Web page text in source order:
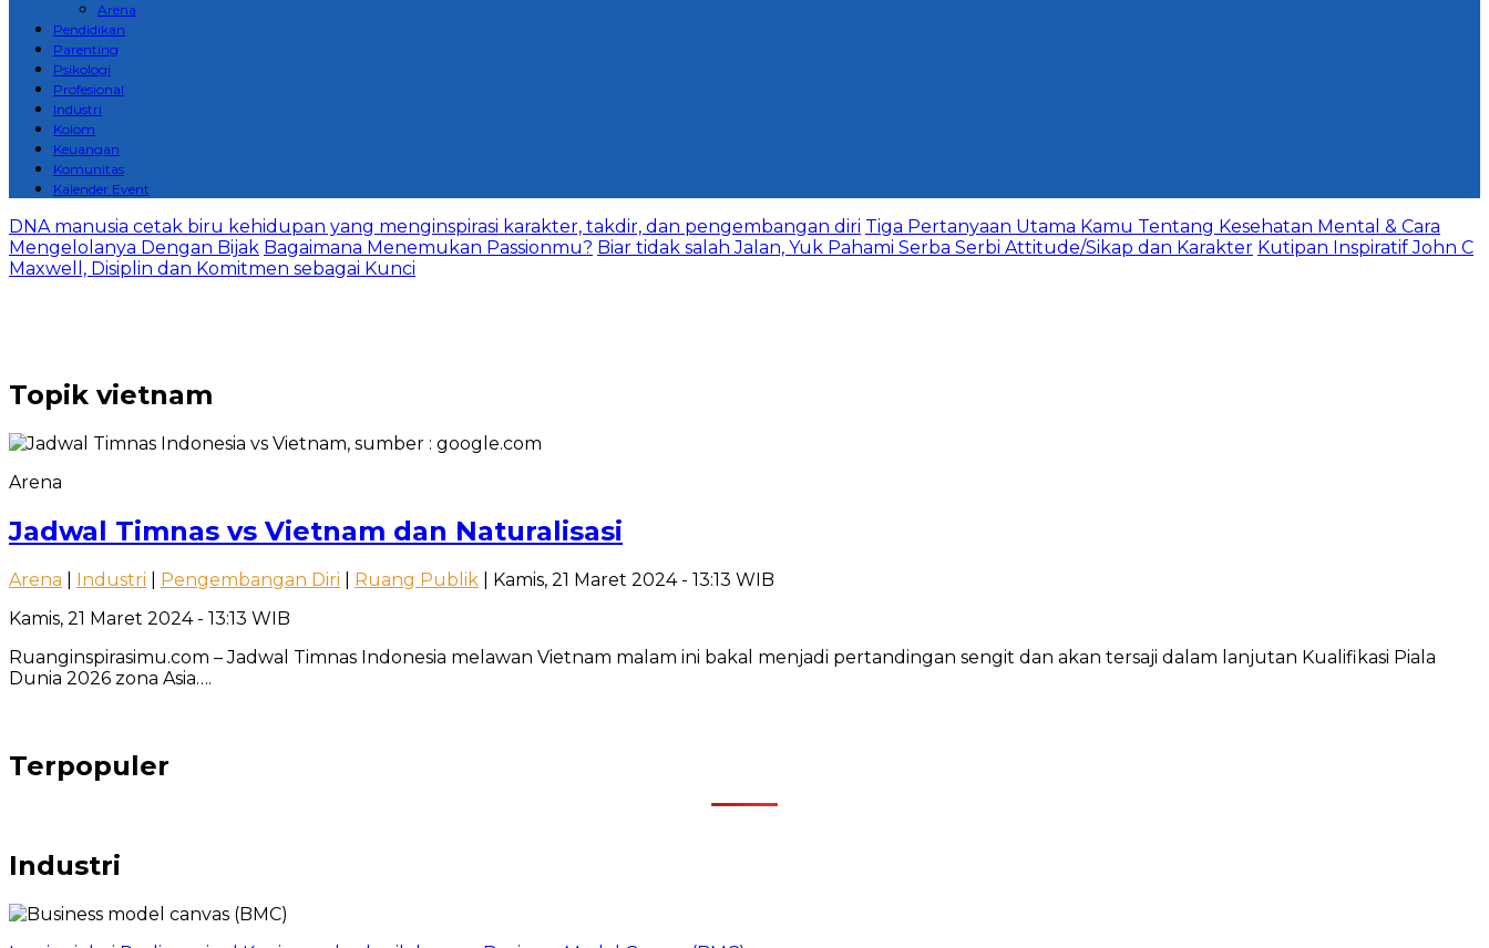
Arena
Pendidikan
Parenting
Psikologi
Profesional
Industri
Kolom
Keuangan
Komunitas
Kalender Event
DNA manusia cetak biru kehidupan yang menginspirasi karakter, takdir, dan pengembangan diri Tiga Pertanyaan Utama Kamu Tentang Kesehatan Mental & Cara
Mengelolanya Dengan Bijak Bagaimana Menemukan Passionmu? Biar tidak salah Jalan, Yuk Pahami Serba Serbi Attitude/Sikap dan Karakter Kutipan Inspiratif John C
Maxwell, Disiplin dan Komitmen sebagai Kunci
Topik vietnam
Arena
Jadwal Timnas vs Vietnam dan Naturalisasi
Arena Industri Pengembangan Diri Ruang Publik | Kamis, 21 Maret 2024 - 13:13 WIB
Kamis, 21 Maret 2024 - 13:13 WIB
Ruanginspirasimu.com – Jadwal Timnas Indonesia melawan Vietnam malam ini bakal menjadi pertandingan sengit dan akan tersaji dalam lanjutan Kualifikasi Piala
Dunia 2026 zona Asia….
Terpopuler
Industri